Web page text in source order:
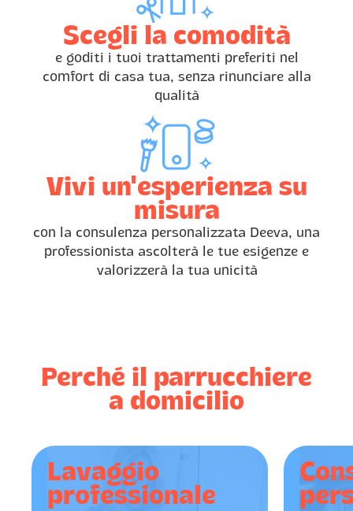
Scegli la comodità
e goditi i tuoi trattamenti preferiti nel
comfort di casa tua, senza rinunciare alla
qualità
Vivi un'esperienza su
misura
con la consulenza personalizzata Deeva, una
professionista ascolterà le tue esigenze e
valorizzerà la tua unicità
Perché il parrucchiere
a domicilio
Lavaggio
professionale